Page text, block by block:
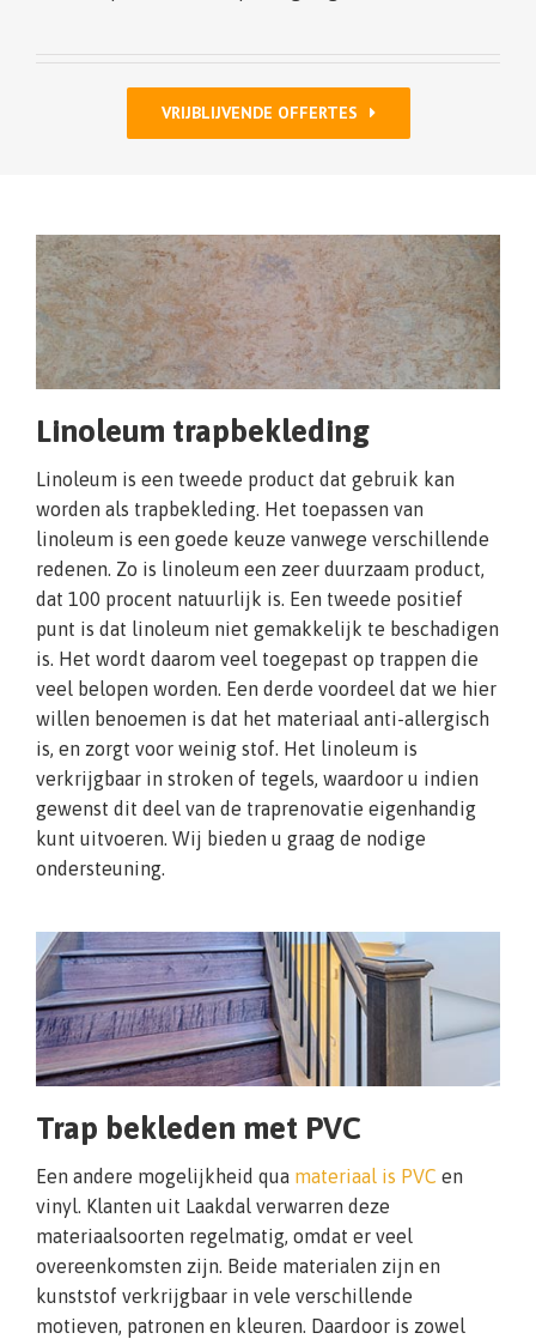
VRIJBLIJVENDE OFFERTES
Linoleum trapbekleding
Linoleum is een tweede product dat gebruik kan
worden als trapbekleding. Het toepassen van
linoleum is een goede keuze vanwege verschillende
redenen. Zo is linoleum een zeer duurzaam product,
dat 100 procent natuurlijk is. Een tweede positief
punt is dat linoleum niet gemakkelijk te beschadigen
is. Het wordt daarom veel toegepast op trappen die
veel belopen worden. Een derde voordeel dat we hier
willen benoemen is dat het materiaal anti-allergisch
is, en zorgt voor weinig stof. Het linoleum is
verkrijgbaar in stroken of tegels, waardoor u indien
gewenst dit deel van de traprenovatie eigenhandig
kunt uitvoeren. Wij bieden u graag de nodige
ondersteuning.
Trap bekleden met PVC
Een andere mogelijkheid qua materiaal is PVC en
vinyl. Klanten uit Laakdal verwarren deze
materiaalsoorten regelmatig, omdat er veel
overeenkomsten zijn. Beide materialen zijn en
kunststof verkrijgbaar in vele verschillende
motieven, patronen en kleuren. Daardoor is zowel